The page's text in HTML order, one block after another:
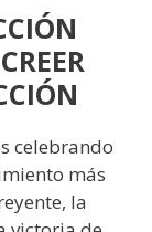
celebrando
más
la